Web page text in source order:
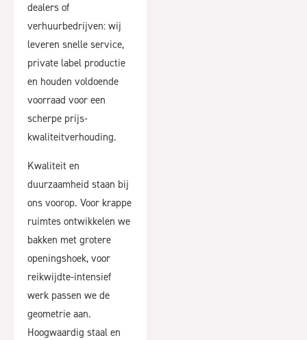
dealers of
verhuurbedrijven: wij
leveren snelle service,
private label productie
en houden voldoende
voorraad voor een
scherpe prijs-
kwaliteitverhouding.
Kwaliteit en
duurzaamheid staan bij
ons voorop. Voor krappe
ruimtes ontwikkelen we
bakken met grotere
openingshoek, voor
reikwijdte-intensief
werk passen we de
geometrie aan.
Hoogwaardig staal en